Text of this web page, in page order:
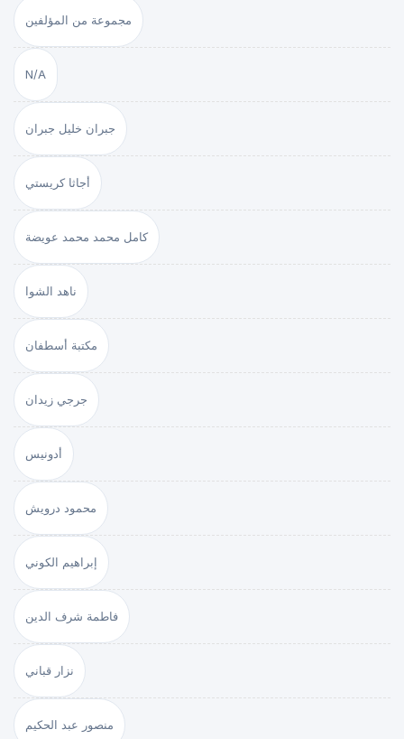
مجموعة من المؤلفين
N/A
جبران خليل جبران
أجاثا كريستي
كامل محمد محمد عويضة
ناهد الشوا
مكتبة أسطفان
جرجي زيدان
أدونيس
محمود درويش
إبراهيم الكوني
فاطمة شرف الدين
نزار قباني
منصور عبد الحكيم